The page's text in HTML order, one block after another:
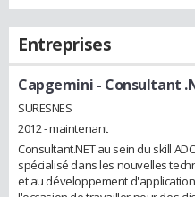
Entreprises
Capgemini - Consultant
SURESNES
2012 - maintenant
Consultant.NET au sein du skill
spécialisé dans les nouvelles
et au développement